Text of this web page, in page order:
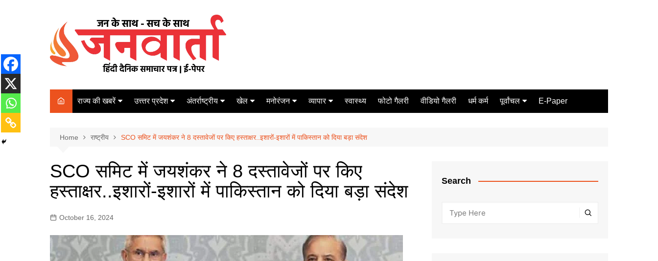
राज्य की खबरें
पटना
कोलकाता
नई दिल्ली
मुम्बई
उत्त्तर प्रदेश
कानपुर
आज़मगढ़
ग़ाज़ीपुर
लखनऊ
सोनभद्र
अंतर्राष्ट्रीय खेल
टेनिस
मनोरंजन
मिर्च मसाला
व्यापार
ऑटो मोबाइल
स्वास्थ्य फोटो गैलरी वीडियो गैलरी धर्म कर्म पूर्वांचल E-Paper
Home राष्ट्रीय SCO समिट में जयशंकर ने 8 दस्तावेजों पर किए हस्ताक्षर..इशारों-इशारों में पाकिस्तान को दिया बड़ा संदेश
SCO समिट में जयशंकर ने 8 दस्तावेजों पर किए
हस्ताक्षर..इशारों-इशारों में पाकिस्तान को दिया बड़ा संदेश
October 16, 2024
Search